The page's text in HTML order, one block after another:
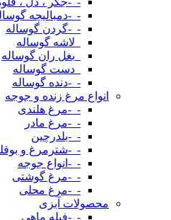
-_-دمبالیچه
-_-گردن گوساله
_لاشه گوساله
_بغل ران گوساله
_دست گوساله
-_-دنده گوساله
انواع مرغ زنده و جوجه
-_-مرغ هلندی
-_-مرغ مادر
-_-بلدرچین
-_-شترمرغ و
-_-انواع جوجه
-_-مرغ گوشتی
-_-مرغ محلی
محصولات آبزی
-_-فیله ماهی